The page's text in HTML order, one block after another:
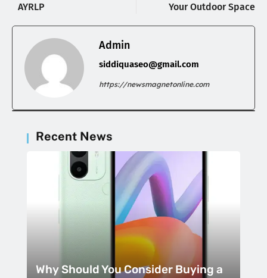
AYRLP
Your Outdoor Space
Admin
siddiquaseo@gmail.com
https://newsmagnetonline.com
Recent News
Why Should You Consider Buying a